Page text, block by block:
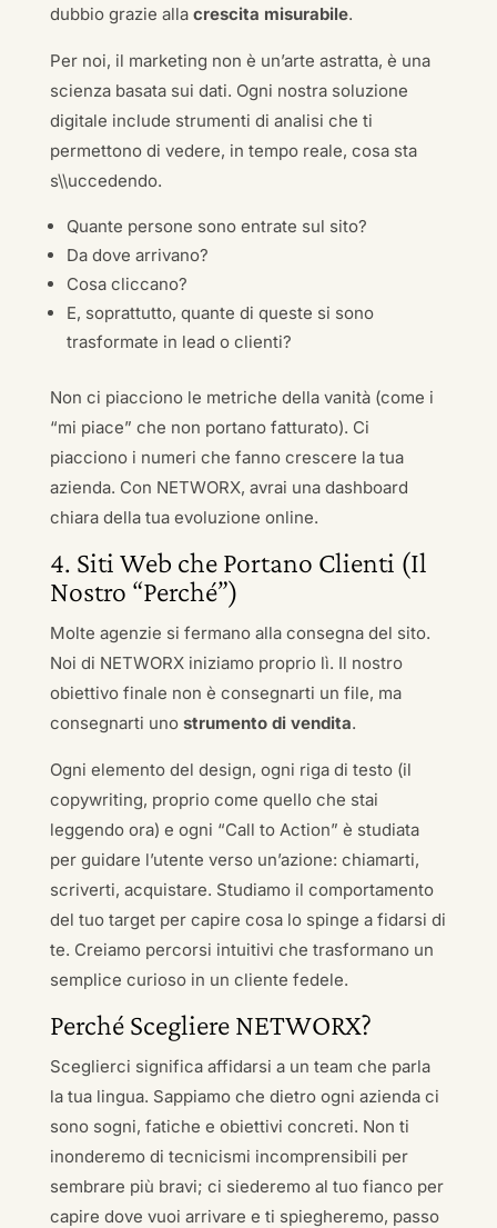
dubbio grazie alla crescita misurabile.
Per noi, il marketing non è un’arte astratta, è una
scienza basata sui dati. Ogni nostra soluzione
digitale include strumenti di analisi che ti
permettono di vedere, in tempo reale, cosa sta
s\\uccedendo.
Quante persone sono entrate sul sito?
Da dove arrivano?
Cosa cliccano?
E, soprattutto, quante di queste si sono
trasformate in lead o clienti?
Non ci piacciono le metriche della vanità (come i
“mi piace” che non portano fatturato). Ci
piacciono i numeri che fanno crescere la tua
azienda. Con NETWORX, avrai una dashboard
chiara della tua evoluzione online.
4. Siti Web che Portano Clienti (Il
Nostro “Perché”)
Molte agenzie si fermano alla consegna del sito.
Noi di NETWORX iniziamo proprio lì. Il nostro
obiettivo finale non è consegnarti un file, ma
consegnarti uno strumento di vendita.
Ogni elemento del design, ogni riga di testo (il
copywriting, proprio come quello che stai
leggendo ora) e ogni “Call to Action” è studiata
per guidare l’utente verso un’azione: chiamarti,
scriverti, acquistare. Studiamo il comportamento
del tuo target per capire cosa lo spinge a fidarsi di
te. Creiamo percorsi intuitivi che trasformano un
semplice curioso in un cliente fedele.
Perché Scegliere NETWORX?
Sceglierci significa affidarsi a un team che parla
la tua lingua. Sappiamo che dietro ogni azienda ci
sono sogni, fatiche e obiettivi concreti. Non ti
inonderemo di tecnicismi incomprensibili per
sembrare più bravi; ci siederemo al tuo fianco per
capire dove vuoi arrivare e ti spiegheremo, passo